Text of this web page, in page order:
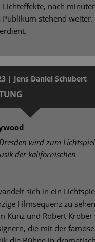
nach
stehend weiter.
| Jens Daniel Schubert
wird zum
der kalifornischen
sich in ein
Filmsequenz zu
Kunz und Robert Kröber
die mit der